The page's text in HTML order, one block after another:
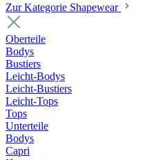
Zur Kategorie Shapewear
Oberteile
Bodys
Bustiers
Leicht-Bodys
Leicht-Bustiers
Leicht-Tops
Tops
Unterteile
Bodys
Capri